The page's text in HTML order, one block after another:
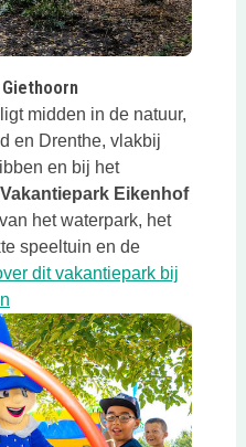
midden in de natuur,
en Drenthe, vlakbij
en bij het
Vakantiepark Eikenhof
het waterpark, het
speeltuin en de
dit vakantiepark bij
Deze link opent in een